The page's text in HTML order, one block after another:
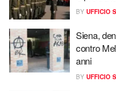
BY UFFICIO
Siena,
contro
anni
BY UFFICIO